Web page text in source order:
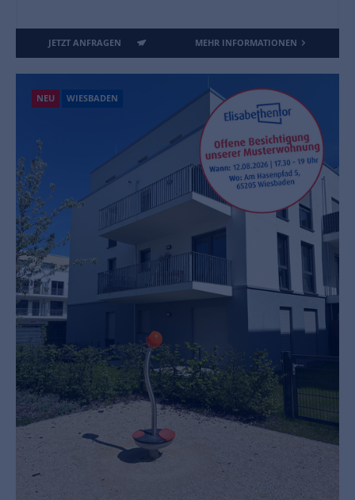
JETZT ANFRAGEN MEHR INFORMATIONEN
NEU WIESBADEN